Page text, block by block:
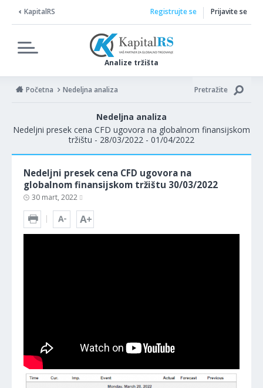
KapitalRS
Analize tržišta
Registrujte se Prijavite se
Početna Nedeljna analiza Pretražite
Nedeljna analiza
Nedeljni presek cena CFD ugovora na globalnom finansijskom
tržištu - 28/03/2022 - 01/04/2022
Nedeljni presek cena CFD ugovora na
globalnom finansijskom tržištu 30/03/2022
30 mart, 2022